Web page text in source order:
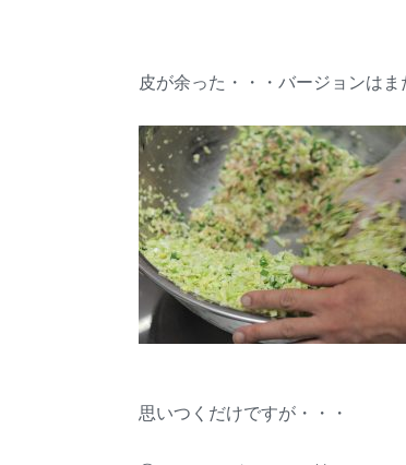
皮が余った・・・バージョンはま
思いつくだけですが・・・